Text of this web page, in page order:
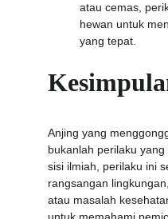
atau cemas,
hewan untuk
yang tepat.
Anjing yang
bukanlah perilaku
sisi ilmiah, perilaku ini
rangsangan
atau masalah